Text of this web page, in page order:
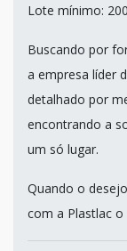
Lote mínimo:
Buscando por
a empresa líder
detalhado por
encontrando a
um só lugar.
Quando o
com a Plastlac o